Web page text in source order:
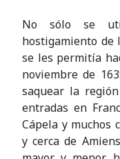
No sólo se
hostigamiento de
se les permitía
noviembre de
saquear la
entradas en
Cápela y muchos
y cerca de